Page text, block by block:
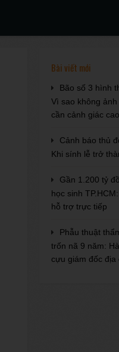
Bài viết mới
Bão số 3 hình
Vì sao không
cần cảnh giác
Cảnh báo thủ
Khi sính lễ trở
Gần 1.200 tỷ
học sinh
hỗ trợ trực tiếp
Phẫu thuật
trốn nã 9 năm:
cựu giám đốc địa